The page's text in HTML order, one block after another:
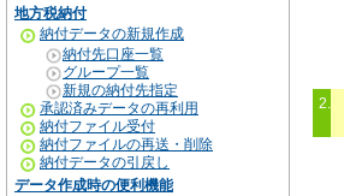
地方税納付
納付データの新規作成
納付先口座一覧
グループ一覧
新規の納付先指定
承認済みデータの再利用
納付ファイル受付
納付ファイルの再送・削除
納付データの引戻し
データ作成時の便利機能
2.